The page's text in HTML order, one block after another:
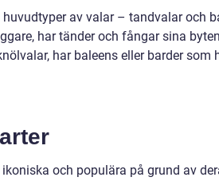
av valar – tandvalar och
har tänder och fångar sina
har baleens eller barder
och populära på grund av